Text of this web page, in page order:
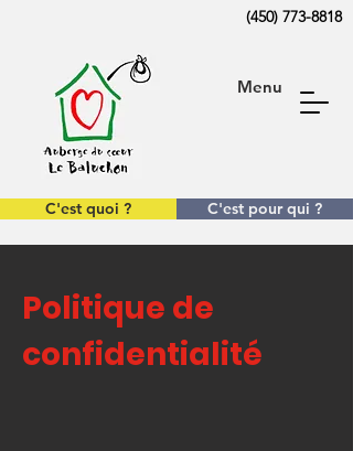
(450) 773-8818
Menu
C'est quoi ? C'est pour qui ?
Politique de
confidentialité